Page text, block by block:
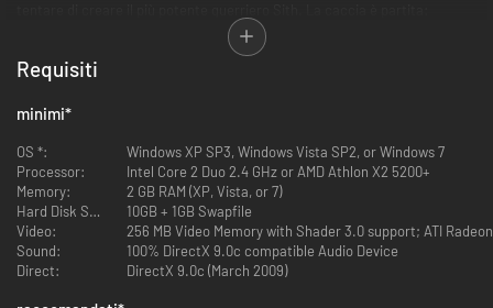
Starkiller è alla ricerca di Juno e Darth Vader di Starkiller.
Con i suoi nuovi devastanti poteri della Forza e la sua abilità con le spade
gli scenari suggestivi tratti dall’universo dei film di Star Wars, alla
Caratteristiche chiave:
il viaggio attraverso le galassie di Starkiller, l’apprendista fuggitivo di
Darth Vader, si sviluppa seguendo gli avvenimenti chiave di Star Wars:
Episodio III ed Episodio IV.
Scatena la Forza con maggiore potere e precisione grazie a controlli
migliorati e nuovi poteri, come il Trucco mentale, che fa rivoltare i nemici
Requisiti
minimi*
OS *:
Windows XP SP3, Windows Vista SP2, or Windows 7
Processor:
Intel Core 2 Duo 2.4 GHz or AMD Athlon X2 5200+
Memory:
2 GB RAM (XP, Vista, or 7)
Hard Disk Space:
10GB + 1GB Swapfile
Video:
256 MB Video Memory with Shader 3.0 support; ATI
Sound:
100% DirectX 9.0c compatible Audio Device
Direct:
DirectX 9.0c (March 2009)